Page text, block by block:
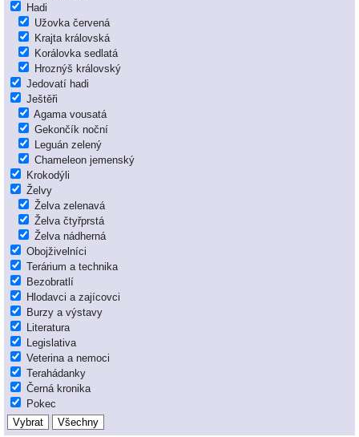
Hadi
Užovka červená
Krajta královská
Korálovka sedlatá
Hroznýš královský
Jedovatí hadi
Ještěři
Agama vousatá
Gekončík noční
Leguán zelený
Chameleon jemenský
Krokodýli
Želvy
Želva zelenavá
Želva čtyřprstá
Želva nádherná
Obojživelníci
Terárium a technika
Bezobratlí
Hlodavci a zajícovci
Burzy a výstavy
Literatura
Legislativa
Veterina a nemoci
Terahádanky
Černá kronika
Pokec